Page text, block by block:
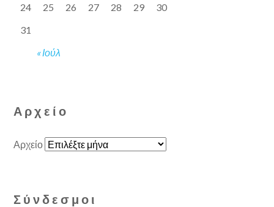
« Ιούλ
24
25 26 27 28 29
30
31
Αρχείο
Αρχείο
Σύνδεσμοι